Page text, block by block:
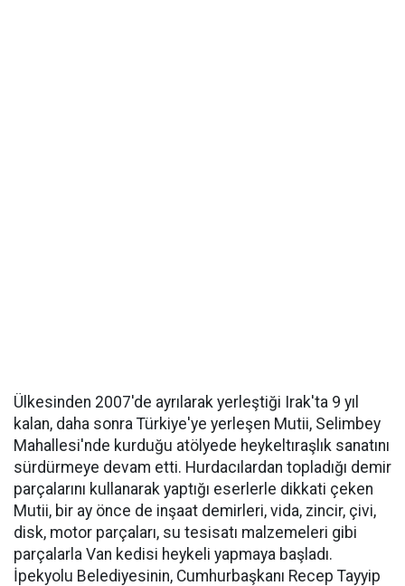
Ülkesinden 2007'de ayrılarak yerleştiği Irak'ta 9 yıl
kalan, daha sonra Türkiye'ye yerleşen Mutii, Selimbey
Mahallesi'nde kurduğu atölyede heykeltıraşlık sanatını
sürdürmeye devam etti. Hurdacılardan topladığı demir
parçalarını kullanarak yaptığı eserlerle dikkati çeken
Mutii, bir ay önce de inşaat demirleri, vida, zincir, çivi,
disk, motor parçaları, su tesisatı malzemeleri gibi
parçalarla Van kedisi heykeli yapmaya başladı.
İpekyolu Belediyesinin, Cumhurbaşkanı Recep Tayyip